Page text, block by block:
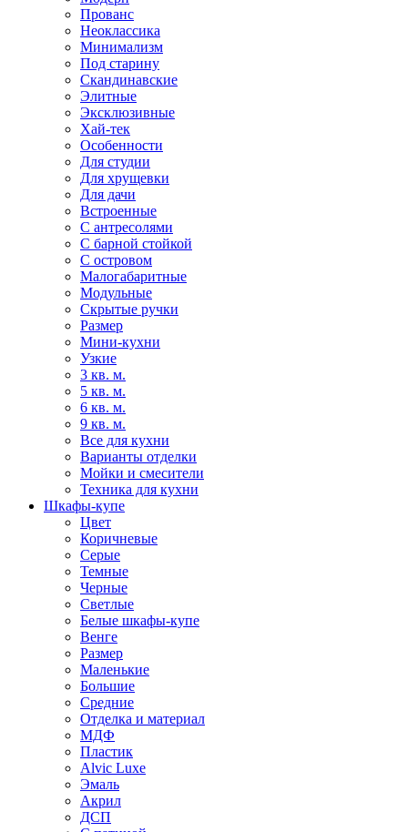
Прованс
Неоклассика
Минимализм
Под старину
Скандинавские
Элитные
Эксклюзивные
Хай-тек
Особенности
Для студии
Для хрущевки
Для дачи
Встроенные
С антресолями
С барной стойкой
С островом
Малогабаритные
Модульные
Скрытые ручки
Размер
Мини-кухни
Узкие
3 кв. м.
5 кв. м.
6 кв. м.
9 кв. м.
Все для кухни
Варианты отделки
Мойки и смесители
Техника для кухни
Шкафы-купе
Цвет
Коричневые
Серые
Темные
Черные
Светлые
Белые шкафы-купе
Венге
Размер
Маленькие
Большие
Средние
Отделка и материал
МДФ
Пластик
Alvic Luxe
Эмаль
Акрил
ДСП